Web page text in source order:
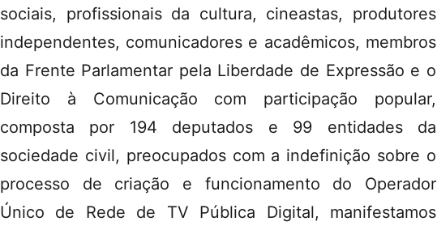
sociais, profissionais da cultura, cineastas, produtores
independentes, comunicadores e acadêmicos, membros
da Frente Parlamentar pela Liberdade de Expressão e o
Direito à Comunicação com participação popular,
composta por 194 deputados e 99 entidades da
sociedade civil, preocupados com a indefinição sobre o
processo de criação e funcionamento do Operador
Único de Rede de TV Pública Digital, manifestamos